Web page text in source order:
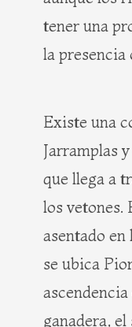
tener una
la presencia
Existe una
Jarramplas
que llega a
los vetones.
asentado en
se ubica
ganadera,